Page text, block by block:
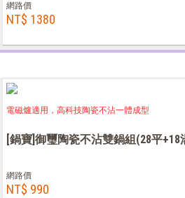
網路價
NT$ 1380
電磁爐適用，高科技陶瓷不沾一體成型
[鍋寶]御璽陶瓷不沾雙鍋組(28平+18
網路價
NT$ 990